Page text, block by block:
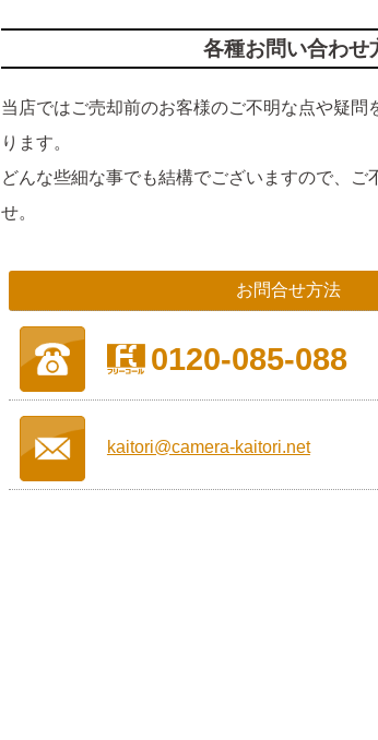
各種お問い合わせ
当店ではご売却前のお客様のご不明な点や疑
ります。
どんな些細な事でも結構でございますので、
せ。
お問合せ方法
0120-085-088
kaitori@camera-kaitori.net